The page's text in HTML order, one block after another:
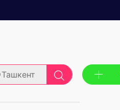
Ташкент